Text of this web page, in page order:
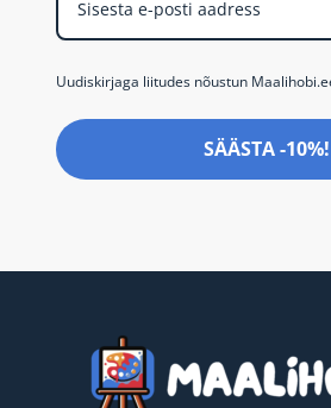
Uudiskirjaga liitudes nõustun
SÄÄSTA -10%!